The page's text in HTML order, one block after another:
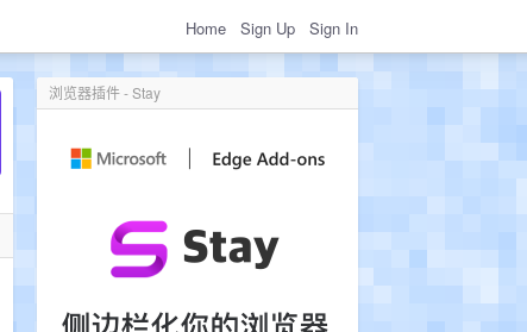
Home Sign Up Sign In
浏览器插件 - Stay